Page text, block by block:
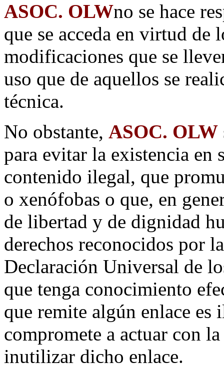
ASOC. OLWno se hace
que se acceda en virtud de
modificaciones que se
uso que de aquellos se
técnica.
No obstante, ASOC. OLW
para evitar la existencia en
contenido ilegal, que
o xenófobas o que, en
de libertad y de dignidad
derechos reconocidos por
Declaración Universal de
que tenga conocimiento
que remite algún enlace
compromete a actuar con
inutilizar dicho enlace.